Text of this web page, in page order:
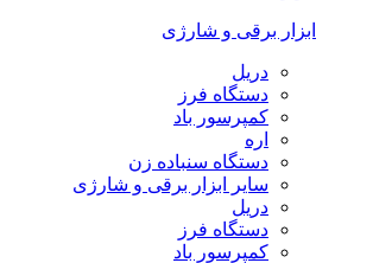
ابزار برقی و شارژی
دریل
دستگاه فرز
کمپرسور باد
اره
دستگاه سنباده زن
سایر ابزار برقی و شارژی
دریل
دستگاه فرز
کمپرسور باد